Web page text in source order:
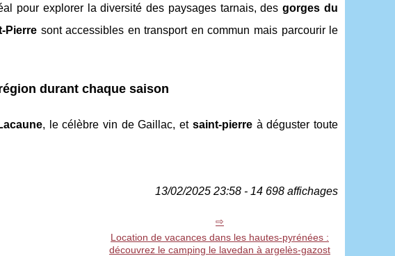
pour explorer la diversité des paysages tarnais, desgorges du
Pierre sont accessibles en transport en commun mais parcourir le
durant chaque saison
, le célèbre vin de Gaillac, et saint-pierreà déguster toute
13/02/2025 23:58 - 14 698 affichages
Location de vacances dans les hautes-pyrénées :
découvrez le camping le lavedan à argelès-gazost